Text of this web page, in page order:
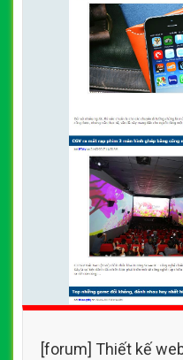
[forum] Thiết kế